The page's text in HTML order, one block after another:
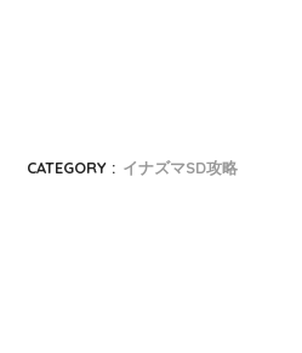
CATEGORY : イナズマSD攻略